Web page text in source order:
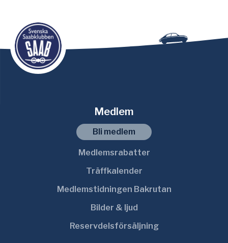
e
r
a
Medlem
Bli medlem
Medlemsrabatter
Träffkalender
Medlemstidningen Bakrutan
Bilder & ljud
Reservdelsförsäljning